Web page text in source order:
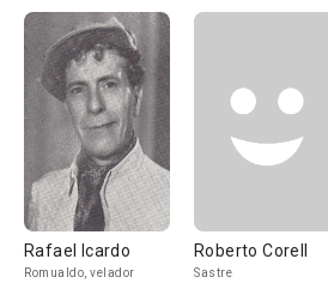
Rafael Icardo
Romualdo, velador
Roberto Corell
Sastre